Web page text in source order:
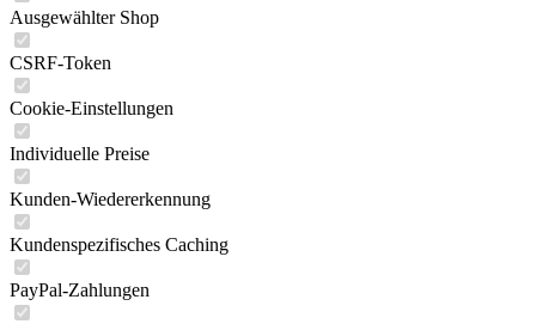
Ausgewählter Shop
CSRF-Token
Cookie-Einstellungen
Individuelle Preise
Kunden-Wiedererkennung
Kundenspezifisches Caching
PayPal-Zahlungen